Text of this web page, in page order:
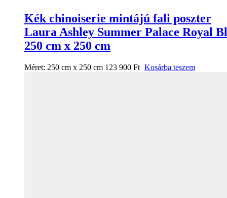
Kék chinoiserie mintájú fali poszter
Laura Ashley Summer Palace Royal
250 cm x 250 cm
Méret: 250 cm x 250 cm 123 900 Ft Kosárba teszem